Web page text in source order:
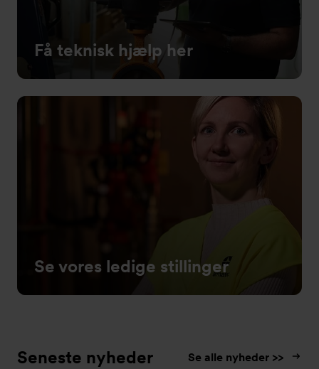
Få teknisk hjælp her
Se vores ledige stillinger
Seneste nyheder Se alle nyheder >>